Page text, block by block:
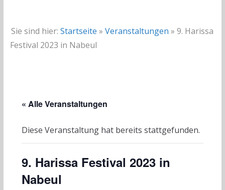
Sie sind hier: Startseite » Veranstaltungen » 9. Harissa
Festival 2023 in Nabeul
« Alle Veranstaltungen
Diese Veranstaltung hat bereits stattgefunden.
9. Harissa Festival 2023 in
Nabeul